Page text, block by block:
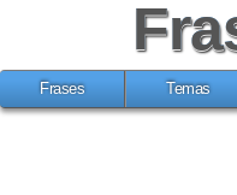
Frases Temas